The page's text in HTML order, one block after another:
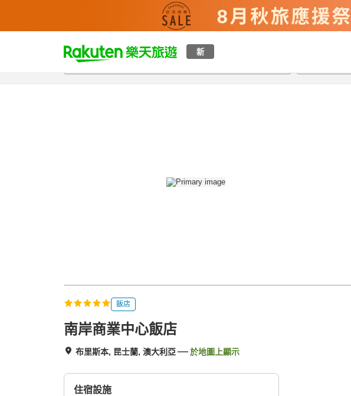
新
t
p
總覽客房與方案評語設施
飯店
南岸商業中心飯店
布里斯本, 昆士蘭, 澳大利亞 於地圖上顯示
住宿設施